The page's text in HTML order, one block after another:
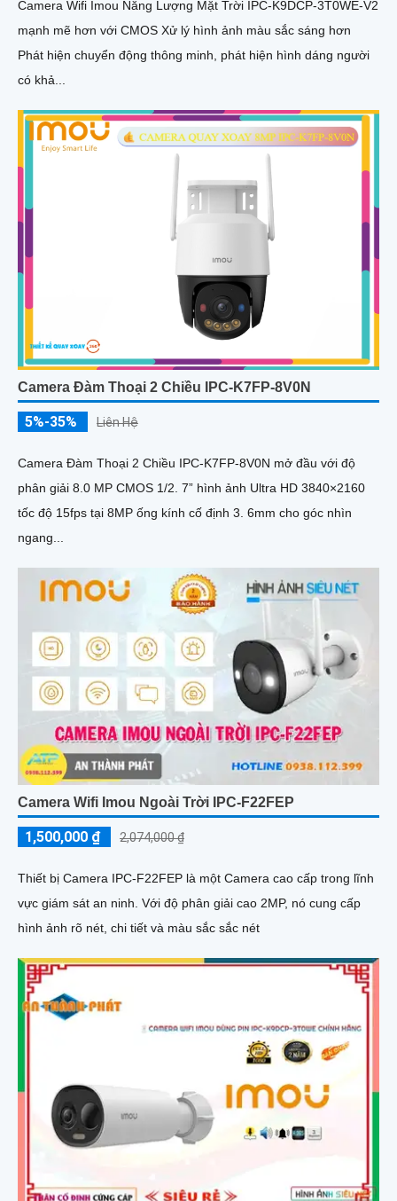
Camera Wifi Imou Năng Lượng Mặt Trời IPC-K9DCP-3T0WE-V2
mạnh mẽ hơn với CMOS Xử lý hình ảnh màu sắc sáng hơn
Phát hiện chuyển động thông minh, phát hiện hình dáng người
có khả...
Camera Đàm Thoại 2 Chiều IPC-K7FP-8V0N
5%-35% Liên Hệ
Camera Đàm Thoại 2 Chiều IPC-K7FP-8V0N mở đầu với độ
phân giải 8.0 MP CMOS 1/2. 7” hình ảnh Ultra HD 3840×2160
tốc độ 15fps tại 8MP ống kính cố định 3. 6mm cho góc nhìn
ngang...
Camera Wifi Imou Ngoài Trời IPC-F22FEP
1,500,000 ₫ 2,074,000 ₫
Thiết bị Camera IPC-F22FEP là một Camera cao cấp trong lĩnh
vực giám sát an ninh. Với độ phân giải cao 2MP, nó cung cấp
hình ảnh rõ nét, chi tiết và màu sắc sắc nét